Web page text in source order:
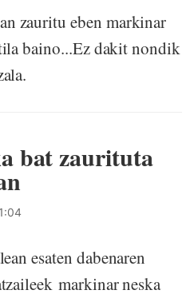
zauritu eben markinar
baino...Ez dakit nondik
bat zaurituta
esaten dabenaren
markinar neska